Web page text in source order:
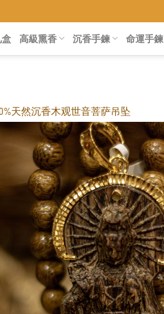
高級熏香 沉香手鍊 命運手鍊
天然沉香木观世音菩萨吊坠